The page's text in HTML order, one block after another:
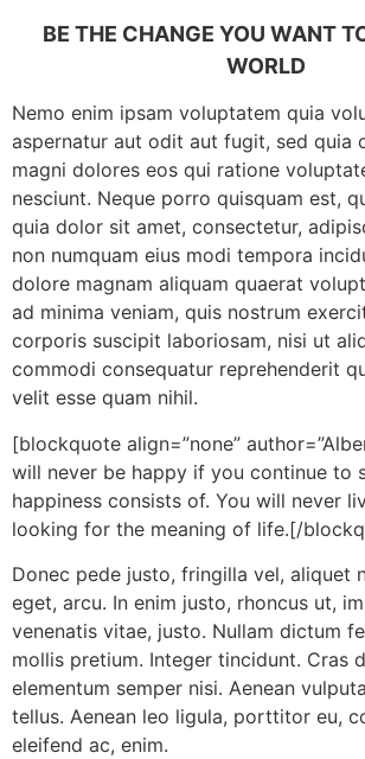
BE THE CHANGE YOU WANT
WORLD
Nemo enim ipsam voluptatem quia
aspernatur aut odit aut fugit, sed quia
magni dolores eos qui ratione
nesciunt. Neque porro quisquam est,
quia dolor sit amet, consectetur,
non numquam eius modi tempora
dolore magnam aliquam quaerat
ad minima veniam, quis nostrum
corporis suscipit laboriosam, nisi ut
commodi consequatur reprehenderit
velit esse quam nihil.
[blockquote align=”none”
will never be happy if you continue to
happiness consists of. You will never
looking for the meaning of life.[/
Donec pede justo, fringilla vel, aliquet
eget, arcu. In enim justo, rhoncus ut,
venenatis vitae, justo. Nullam dictum
mollis pretium. Integer tincidunt. Cras
elementum semper nisi. Aenean
tellus. Aenean leo ligula, porttitor eu,
eleifend ac, enim.